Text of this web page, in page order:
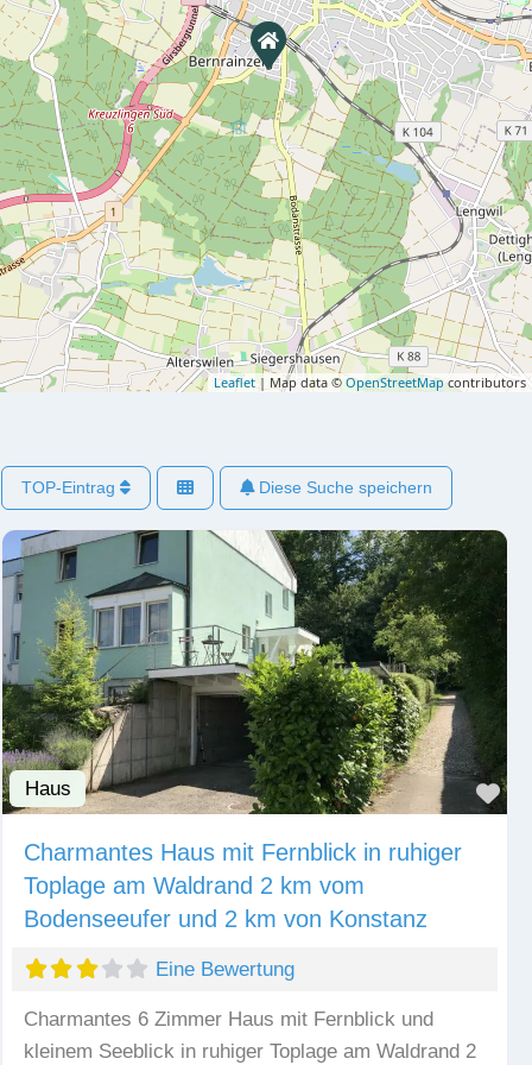
Leaflet| Map data © OpenStreetMapcontributors
TOP-Eintrag Diese Suche speichern
Haus
Charmantes Haus mit Fernblick in ruhiger
Toplage am Waldrand 2 km vom
Bodenseeufer und 2 km von Konstanz
Eine Bewertung
Charmantes 6 Zimmer Haus mit Fernblick und
kleinem Seeblick in ruhiger Toplage am Waldrand 2